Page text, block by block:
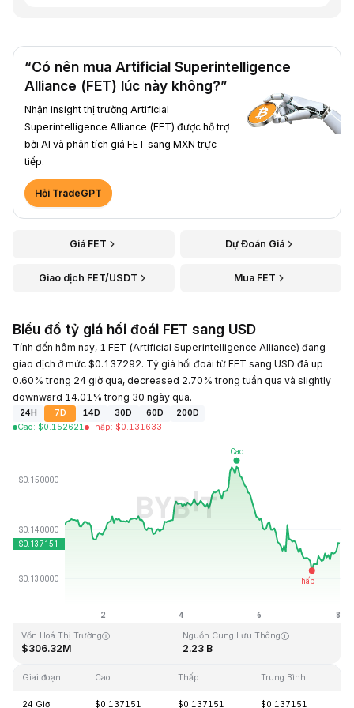
“Có nên mua Artificial Superintelligence
Alliance (FET) lúc này không?”
Nhận insight thị trường Artificial
Superintelligence Alliance (FET) được hỗ trợ
bởi AI và phân tích giá FET sang MXN trực
tiếp.
Hỏi TradeGPT
Giá FET Dự Đoán Giá
Giao dịch FET/USDT Mua FET
Biểu đồ tỷ giá hối đoái FET sang USD
Tính đến hôm nay, 1 FET (Artificial Superintelligence Alliance) đang
giao dịch ở mức $0.137292. Tỷ giá hối đoái từ FET sang USD đã up
0.60% trong 24 giờ qua, decreased 2.70% trong tuần qua và slightly
downward 14.01% trong 30 ngày qua.
24H 7D 14D 30D 60D
200D
Cao: $0.152621 Thấp: $0.131633
Cập Nhật Lần Cuối: 2026-08-08, 24:54 GMT+0
$0.008170
Vốn Hoá Thị Trường
$306.32M
Nguồn Cung Lưu Thông
2.23 B
Giai đoạn Cao Thấp Trung Bình
24 Giờ $0.137151 $0.137151 $0.137151